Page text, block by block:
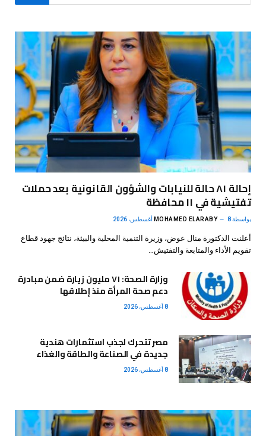
إحالة ٨١ حالة للنيابات والشؤون القانونية بعد حملات
تفتيشية في ١١ محافظة
بواسطة MOHAMED ELARABY 8 أغسطس، 2026
أعلنت الدكتورة منال عوض، وزيرة التنمية المحلية والبيئة، نتائج جهود قطاع
تقويم الأداء والمتابعة والتفتيش…
وزارة الصحة: ٧١ مليون زيارة ضمن مبادرة
دعم صحة المرأة منذ إطلاقها
8 أغسطس، 2026
مصر تتحرك لجذب استثمارات هندية
جديدة في الصناعة والطاقة والغذاء
8 أغسطس، 2026